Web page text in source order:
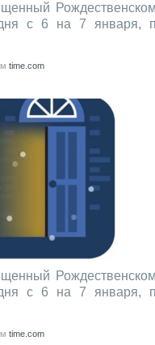
с 6 на 7 января,
time.com
с 6 на 7 января,
time.com